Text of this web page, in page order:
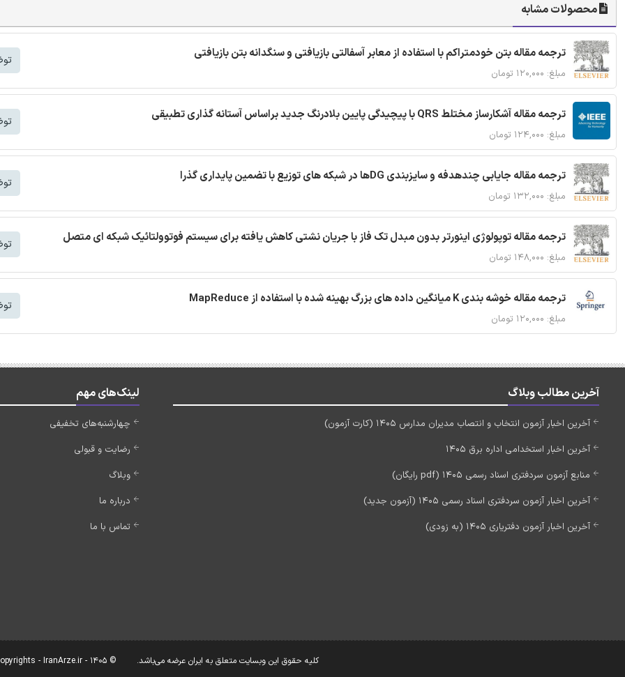
محصولات مشابه
ترجمه مقاله بتن خودمتراکم با استفاده از معابر آسفالتی بازیافتی و سنگدانه بتن بازیافتی
مبلغ: ۱۲۰,۰۰۰ تومان
ترجمه مقاله آشکارساز مختلط QRS با پیچیدگی پایین بلادرنگ جدید براساس آستانه گذاری تطبیقی
مبلغ: ۱۲۴,۰۰۰ تومان
ترجمه مقاله جایابی چندهدفه و سایزبندی DGها در شبکه های توزیع با تضمین پایداری گذرا
مبلغ: ۱۳۲,۰۰۰ تومان
ترجمه مقاله توپولوژی اینورتر بدون مبدل تک فاز با جریان نشتی کاهش یافته برای سیستم فوتوولتائیک شبکه ای متصل
مبلغ: ۱۴۸,۰۰۰ تومان
ترجمه مقاله خوشه بندی K میانگین داده های بزرگ بهینه شده با استفاده از MapReduce
مبلغ: ۱۲۰,۰۰۰ تومان
آخرین مطالب وبلاگ
آخرین اخبار آزمون انتخاب و انتصاب مدیران مدارس 1405 (کارت آزمون)
آخرین اخبار استخدامی اداره برق 1405
منابع آزمون سردفتری اسناد رسمی 1405 (pdf رایگان)
آخرین اخبار آزمون سردفتری اسناد رسمی 1405 (آزمون جدید)
آخرین اخبار آزمون دفتریاری 1405 (به زودی)
لینک‌های مهم
چهارشنبه‌های تخفیفی
رضایت و قبولی
وبلاگ
درباره ما
تماس با ما
کلیه حقوق این وبسایت متعلق به ایران عرضه می‌باشد. © Copyrights - IranArze.ir - 1405